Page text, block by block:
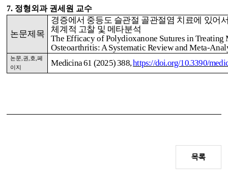
7. 정형외과 권세원 교수
논문제목
경증에서 중등도 슬관절 골관절염 치료에 있어
체계적 고찰 및 메타분석
The Efficacy of Polydioxanone Sutures in
Osteoarthritis: A Systematic Review and Meta-
논문 권 호 ,페
이지
Medicina 61 (2025) 388,https://doi.org/10.3390/
목록